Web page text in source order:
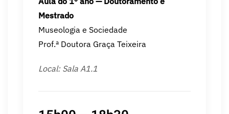
Mestrado
Museologia e Sociedade
Prof.ª Doutora Graça Teixeira
Local: Sala A1.1